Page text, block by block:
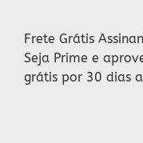
Frete Grátis
Seja Prime e
grátis por 30 dias